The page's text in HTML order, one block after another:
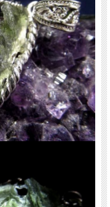
ラックなどがある場合があり
おりますが、お使いのディス
合があります。ご了承下さい。
ります。
入れの商品を現品撮影してい